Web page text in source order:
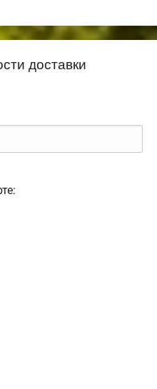
доставки